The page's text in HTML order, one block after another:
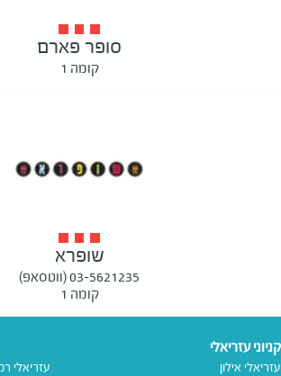
סופר פארם
קומה 1
שופרא
03-5621235 (ווטסאפ)
קומה 1
קניוני עזריאלי
עזריאלי אילון
עזריאלי